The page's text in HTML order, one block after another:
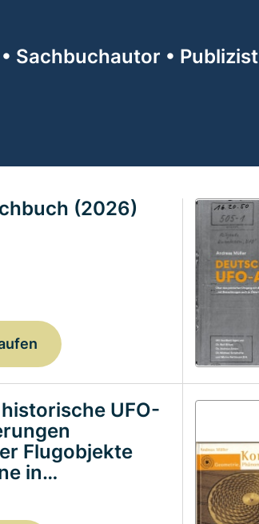
Sachbuchautor • Publizist
(2026)
UFO-
Flugobjekte
in…